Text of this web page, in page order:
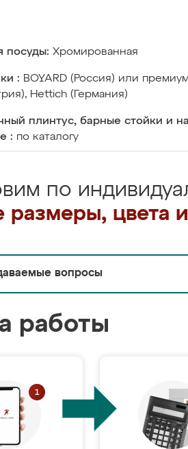
посуды: Хромированная
: BOYARD (Россия) или
Hettich (Германия)
плинтус, барные стойки и
: по каталогу
по
цвета
вопросы
работы